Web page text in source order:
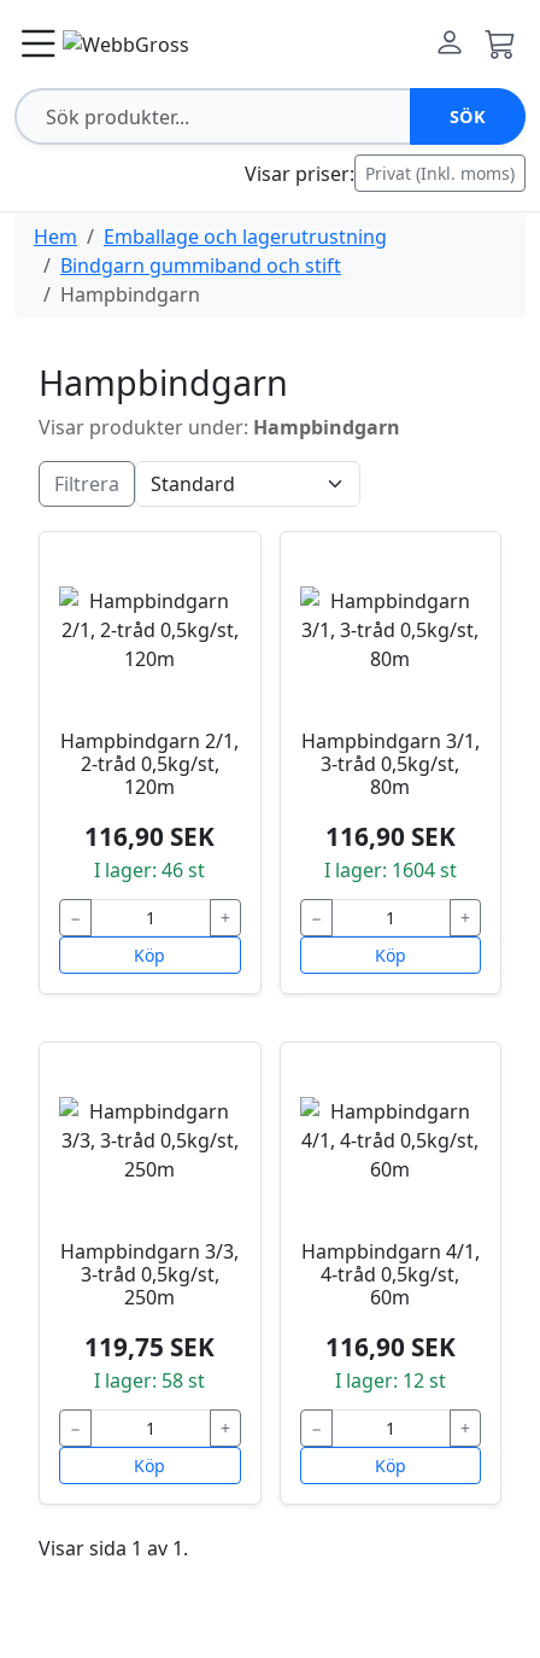
SÖK
Visar priser: Privat (Inkl. moms)
Hem
Emballage och lagerutrustning
Bindgarn gummiband och stift
Hampbindgarn
Hampbindgarn
Visar produkter under: Hampbindgarn
Filtrera
Hampbindgarn 2/1,
2-tråd 0,5kg/st,
120m
116,90 SEK
I lager: 46 st
−
+
Köp
Hampbindgarn 3/1,
3-tråd 0,5kg/st,
80m
116,90 SEK
I lager: 1604 st
−
+
Köp
Hampbindgarn 3/3,
3-tråd 0,5kg/st,
250m
119,75 SEK
I lager: 58 st
−
+
Köp
Hampbindgarn 4/1,
4-tråd 0,5kg/st,
60m
116,90 SEK
I lager: 12 st
−
+
Köp
Visar sida 1 av 1.